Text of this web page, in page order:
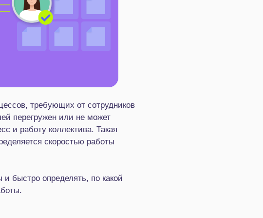
требующих от сотрудников
перегружен или не может
и работу коллектива. Такая
скоростью работы
быстро определять, по какой